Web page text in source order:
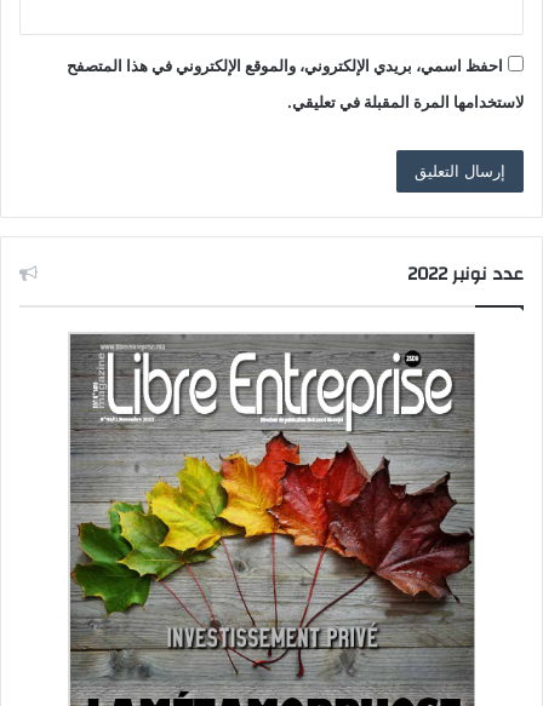
احفظ اسمي، بريدي الإلكتروني، والموقع الإلكتروني في هذا المتصفح
لاستخدامها المرة المقبلة في تعليقي.
عدد نونبر 2022